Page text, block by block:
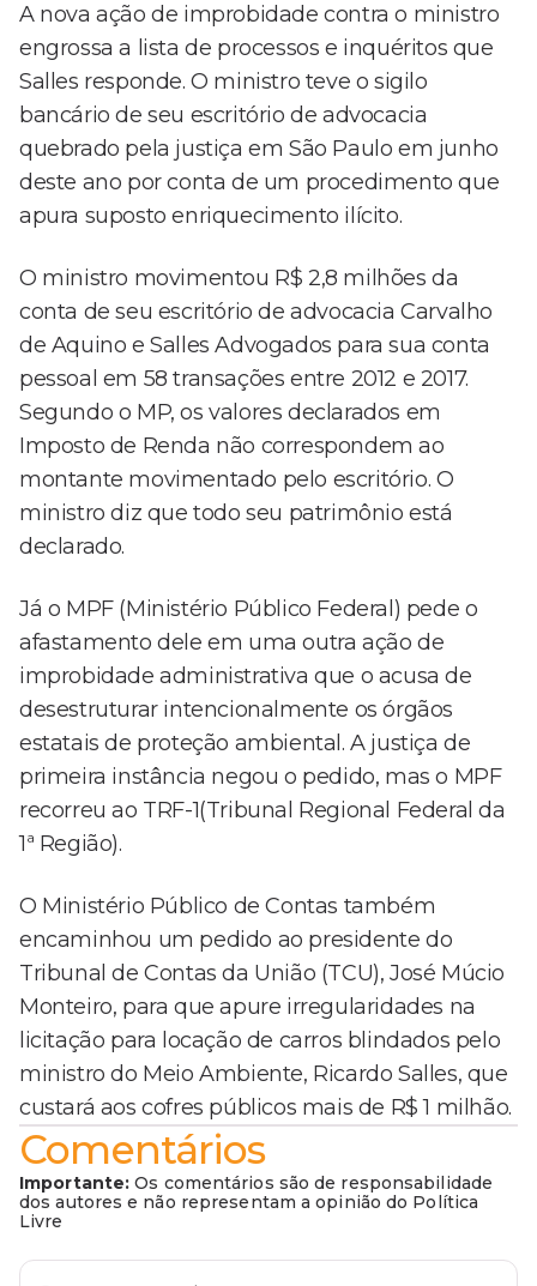
A nova ação de improbidade contra o ministro
engrossa a lista de processos e inquéritos que
Salles responde. O ministro teve o sigilo
bancário de seu escritório de advocacia
quebrado pela justiça em São Paulo em junho
deste ano por conta de um procedimento que
apura suposto enriquecimento ilícito.
O ministro movimentou R$ 2,8 milhões da
conta de seu escritório de advocacia Carvalho
de Aquino e Salles Advogados para sua conta
pessoal em 58 transações entre 2012 e 2017.
Segundo o MP, os valores declarados em
Imposto de Renda não correspondem ao
montante movimentado pelo escritório. O
ministro diz que todo seu patrimônio está
declarado.
Já o MPF (Ministério Público Federal) pede o
afastamento dele em uma outra ação de
improbidade administrativa que o acusa de
desestruturar intencionalmente os órgãos
estatais de proteção ambiental. A justiça de
primeira instância negou o pedido, mas o MPF
recorreu ao TRF-1(Tribunal Regional Federal da
1ª Região).
O Ministério Público de Contas também
encaminhou um pedido ao presidente do
Tribunal de Contas da União (TCU), José Múcio
Monteiro, para que apure irregularidades na
licitação para locação de carros blindados pelo
ministro do Meio Ambiente, Ricardo Salles, que
custará aos cofres públicos mais de R$ 1 milhão.
Comentários
Importante: Os comentários são de responsabilidade
dos autores e não representam a opinião do Política
Livre